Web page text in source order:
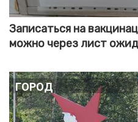
Записаться на
можно через лист
Город